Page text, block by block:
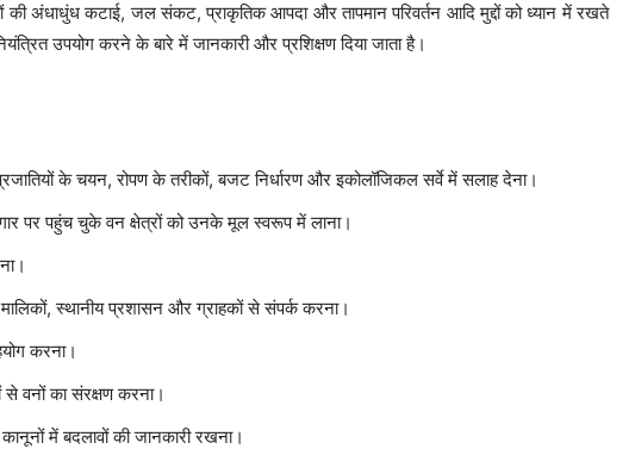
की अंधाधुंध कटाई, जल संकट, प्राकृतिक आपदा और तापमान परिवर्तन आदि मुद्दों को ध्यान में रखते
उपयोग करने के बारे में जानकारी और प्रशिक्षण दिया जाता है।
के चयन, रोपण के तरीकों, बजट निर्धारण और इकोलॉजिकल सर्वे में सलाह देना।
पर पहुंच चुके वन क्षेत्रों को उनके मूल स्वरूप में लाना।
स्थानीय प्रशासन और ग्राहकों से संपर्क करना।
करना।
से वनों का संरक्षण करना।
में बदलावों की जानकारी रखना।